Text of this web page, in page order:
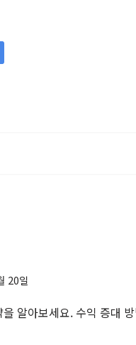
20일
알아보세요. 수익 증대